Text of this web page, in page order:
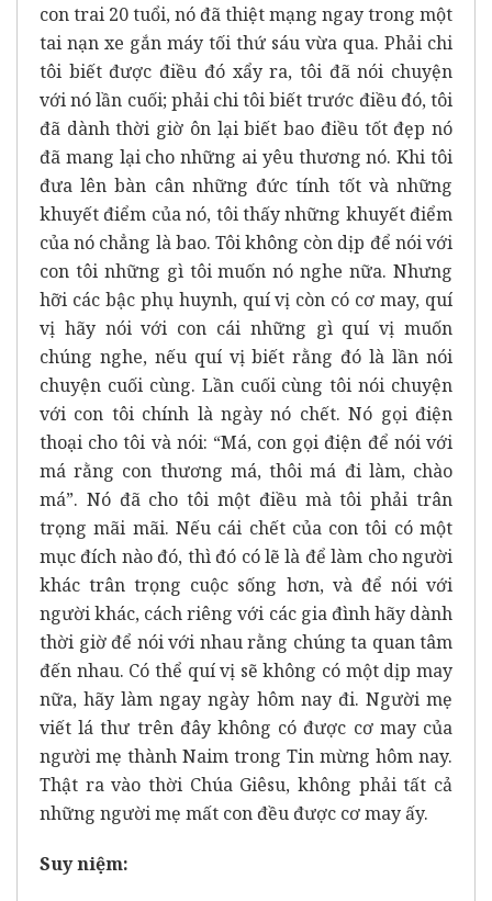
con trai 20 tuổi, nó đã thiệt mạng ngay trong một
tai nạn xe gắn máy tối thứ sáu vừa qua. Phải chi
tôi biết được điều đó xẩy ra, tôi đã nói chuyện
với nó lần cuối; phải chi tôi biết trước điều đó, tôi
đã dành thời giờ ôn lại biết bao điều tốt đẹp nó
đã mang lại cho những ai yêu thương nó. Khi tôi
đưa lên bàn cân những đức tính tốt và những
khuyết điểm của nó, tôi thấy những khuyết điểm
của nó chẳng là bao. Tôi không còn dịp để nói với
con tôi những gì tôi muốn nó nghe nữa. Nhưng
hỡi các bậc phụ huynh, quí vị còn có cơ may, quí
vị hãy nói với con cái những gì quí vị muốn
chúng nghe, nếu quí vị biết rằng đó là lần nói
chuyện cuối cùng. Lần cuối cùng tôi nói chuyện
với con tôi chính là ngày nó chết. Nó gọi điện
thoại cho tôi và nói: “Má, con gọi điện để nói với
má rằng con thương má, thôi má đi làm, chào
má”. Nó đã cho tôi một điều mà tôi phải trân
trọng mãi mãi. Nếu cái chết của con tôi có một
mục đích nào đó, thì đó có lẽ là để làm cho người
khác trân trọng cuộc sống hơn, và để nói với
người khác, cách riêng với các gia đình hãy dành
thời giờ để nói với nhau rằng chúng ta quan tâm
đến nhau. Có thể quí vị sẽ không có một dịp may
nữa, hãy làm ngay ngày hôm nay đi. Người mẹ
viết lá thư trên đây không có được cơ may của
người mẹ thành Naim trong Tin mừng hôm nay.
Thật ra vào thời Chúa Giêsu, không phải tất cả
những người mẹ mất con đều được cơ may ấy.
Suy niệm: